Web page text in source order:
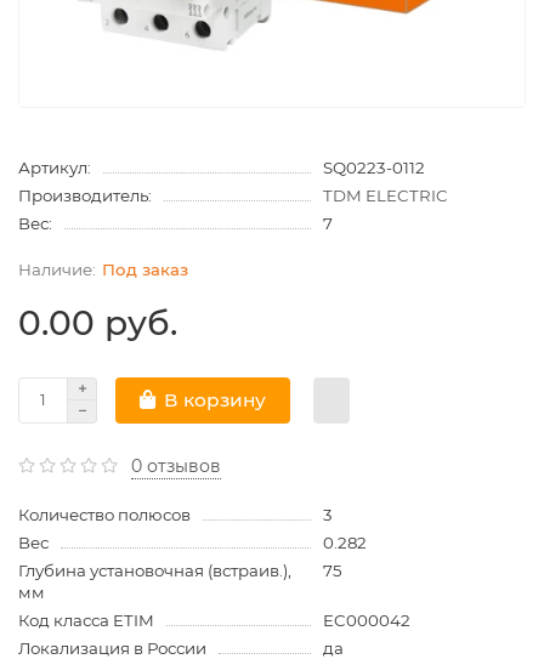
Артикул:
SQ0223-0112
Производитель:
TDM ELECTRIC
Вес:
7
Под заказ
0.00 руб.
В корзину
0 отзывов
Количество полюсов
3
Вес
0.282
Глубина установочная (встраив.),
мм
75
Код класса ETIM
EC000042
Локализация в России
да